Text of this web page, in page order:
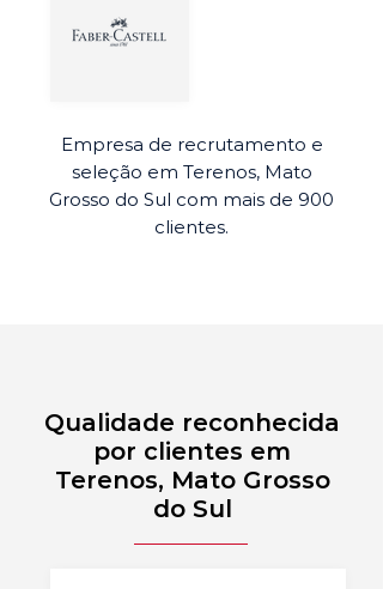
Empresa de recrutamento e
seleção em Terenos, Mato
Grosso do Sul com mais de 900
clientes.
Qualidade reconhecida
por clientes em
Terenos, Mato Grosso
do Sul